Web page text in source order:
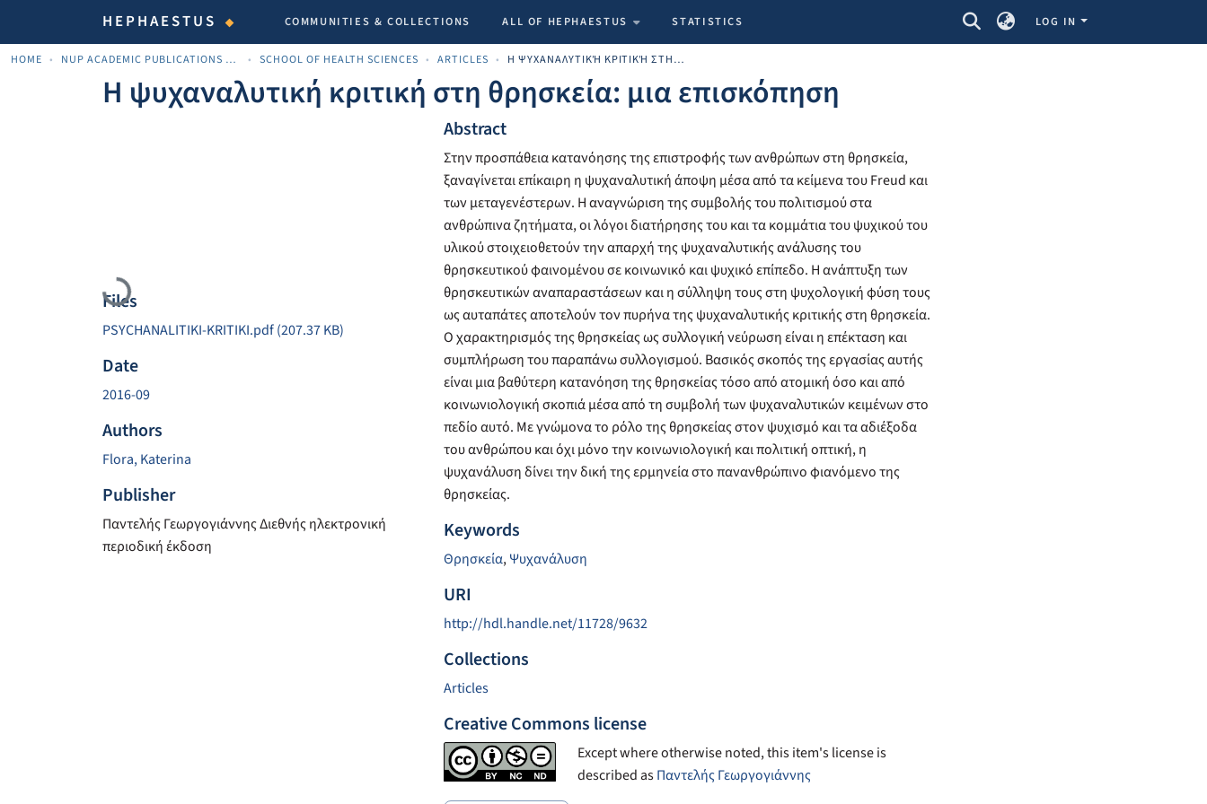
HEPHAESTUS COMMUNITIES & COLLECTIONS ALL OF HEPHAESTUS STATISTICS LOG IN
HOME NUP ACADEMIC PUBLICATIONS - ΑΚΑΔΗΜΑΪΚΈΣ ΔΗΜΟΣΙΕΎΣΕΙΣ ΠΝΠ SCHOOL OF HEALTH SCIENCES ARTICLES Η ΨΥΧΑΝΑΛΥΤΙΚΉ ΚΡΙΤΙΚΉ ΣΤΗ ΘΡΗΣΚΕΊΑ: ΜΙΑ ΕΠΙΣΚΌΠΗΣΗ
Η ψυχαναλυτική κριτική στη θρησκεία: μια επισκόπηση
Loading...
Files
PSYCHANALITIKI-KRITIKI.pdf(207.37 KB)
Date
2016-09
Authors
Flora, Katerina
Publisher
Παντελής Γεωργογιάννης Διεθνής ηλεκτρονική
περιοδική έκδοση
Abstract
Στην προσπάθεια κατανόησης της επιστροφής των ανθρώπων στη θρησκεία,
ξαναγίνεται επίκαιρη η ψυχαναλυτική άποψη μέσα από τα κείμενα του Freud και
των μεταγενέστερων. Η αναγνώριση της συμβολής του πολιτισμού στα
ανθρώπινα ζητήματα, οι λόγοι διατήρησης του και τα κομμάτια του ψυχικού του
υλικού στοιχειοθετούν την απαρχή της ψυχαναλυτικής ανάλυσης του
θρησκευτικού φαινομένου σε κοινωνικό και ψυχικό επίπεδο. Η ανάπτυξη των
θρησκευτικών αναπαραστάσεων και η σύλληψη τους στη ψυχολογική φύση τους
ως αυταπάτες αποτελούν τον πυρήνα της ψυχαναλυτικής κριτικής στη θρησκεία.
Ο χαρακτηρισμός της θρησκείας ως συλλογική νεύρωση είναι η επέκταση και
συμπλήρωση του παραπάνω συλλογισμού. Βασικός σκοπός της εργασίας αυτής
είναι μια βαθύτερη κατανόηση της θρησκείας τόσο από ατομική όσο και από
κοινωνιολογική σκοπιά μέσα από τη συμβολή των ψυχαναλυτικών κειμένων στο
πεδίο αυτό. Με γνώμονα το ρόλο της θρησκείας στον ψυχισμό και τα αδιέξοδα
του ανθρώπου και όχι μόνο την κοινωνιολογική και πολιτική οπτική, η
ψυχανάλυση δίνει την δική της ερμηνεία στο πανανθρώπινο φιανόμενο της
θρησκείας.
Keywords
Θρησκεία,Ψυχανάλυση
URI
http://hdl.handle.net/11728/9632
Collections
Articles
Creative Commons license
Except where otherwise noted, this item's license is
described asΠαντελής Γεωργογιάννης